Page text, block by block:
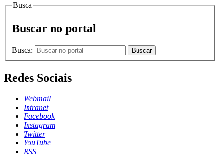
Busca
Buscar no portal
Busca: Buscar
Redes Sociais
Webmail
Intranet
Facebook
Instagram
Twitter
YouTube
RSS